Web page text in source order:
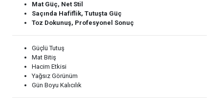
Mat Güç, Net Stil
Saçında Hafiflik, Tutuşta Güç
Toz Dokunuş, Profesyonel Sonuç
Güçlü Tutuş
Mat Bitiş
Hacim Etkisi
Yağsız Görünüm
Gün Boyu Kalıcılık